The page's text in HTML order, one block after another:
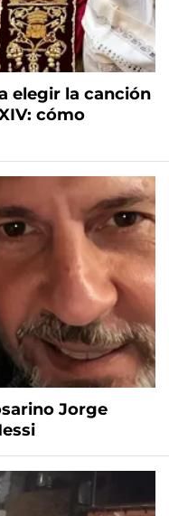
elegir la canción
cómo
Jorge